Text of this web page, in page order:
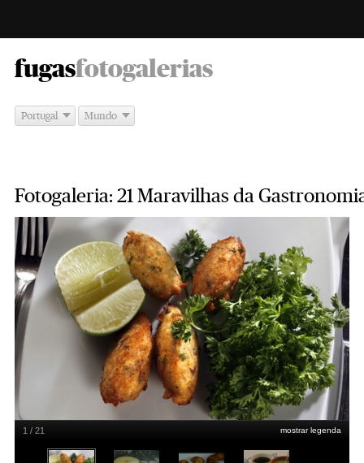
fugas -
fotogalerias
Portugal Mundo
Fotogaleria: 21 Maravilhas da
mostrar legenda
1 / 21